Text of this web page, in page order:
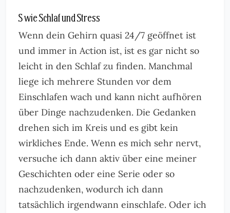
S wie Schlaf und Stress
Wenn dein Gehirn quasi 24/7 geöffnet ist
und immer in Action ist, ist es gar nicht so
leicht in den Schlaf zu finden. Manchmal
liege ich mehrere Stunden vor dem
Einschlafen wach und kann nicht aufhören
über Dinge nachzudenken. Die Gedanken
drehen sich im Kreis und es gibt kein
wirkliches Ende. Wenn es mich sehr nervt,
versuche ich dann aktiv über eine meiner
Geschichten oder eine Serie oder so
nachzudenken, wodurch ich dann
tatsächlich irgendwann einschlafe. Oder ich